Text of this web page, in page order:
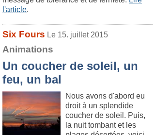
l'article.
Six Fours Le 15. juillet 2015
Animations
Un coucher de soleil, un
feu, un bal
Nous avons d'abord eu
droit à un splendide
coucher de soleil. Puis,
la nuit tombant et les